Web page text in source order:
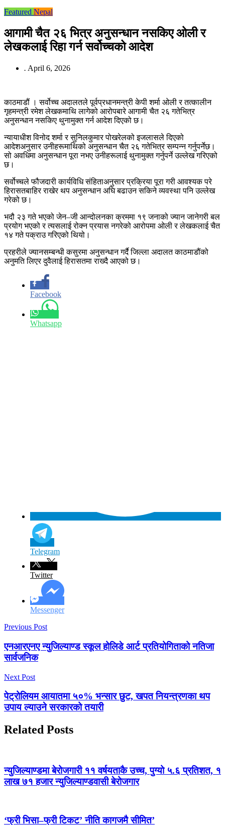
Featured Nepal
आगामी चैत २६ भित्र अनुसन्धान नसकिए ओली र
लेखकलाई रिहा गर्न सर्वोच्चको आदेश
. April 6, 2026
काठमाडौं । सर्वोच्च अदालतले पूर्वप्रधानमन्त्री केपी शर्मा ओली र तत्कालीन
गृहमन्त्री रमेश लेखकमाथि लागेको आरोपबारे आगामी चैत २६ गतेभित्र
अनुसन्धान नसकिए थुनामुक्त गर्न आदेश दिएको छ।
न्यायाधीश विनोद शर्मा र सुनिलकुमार पोखरेलको इजलासले दिएको
आदेशअनुसार उनीहरूमाथिको अनुसन्धान चैत २६ गतेभित्र सम्पन्न गर्नुपर्नेछ।
सो अवधिमा अनुसन्धान पूरा नभए उनीहरूलाई थुनामुक्त गर्नुपर्ने उल्लेख गरिएको
छ।
सर्वोच्चले फौजदारी कार्यविधि संहिताअनुसार प्रक्रिया पूरा गरी आवश्यक परे
हिरासतबाहिर राखेर थप अनुसन्धान अघि बढाउन सकिने व्यवस्था पनि उल्लेख
गरेको छ।
भदौ २३ गते भएको जेन–जी आन्दोलनका क्रममा १९ जनाको ज्यान जानेगरी बल
प्रयोग भएको र त्यसलाई रोक्न प्रयास नगरेको आरोपमा ओली र लेखकलाई चैत
१४ गते पक्राउ गरिएको थियो।
प्रहरीले ज्यानसम्बन्धी कसुरमा अनुसन्धान गर्दै जिल्ला अदालत काठमाडौंको
अनुमति लिएर दुवैलाई हिरासतमा राख्दै आएको छ।
Facebook
Whatsapp
Telegram
Twitter
Messenger
Previous Post
एनआरएनए न्युजिल्याण्ड स्कूल होलिडे आर्ट प्रतियोगिताको नतिजा
सार्वजनिक
Next Post
पेट्रोलियम आयातमा ५०% भन्सार छुट, खपत नियन्त्रणका थप
उपाय ल्याउने सरकारको तयारी
Related Posts
न्युजिल्याण्डमा बेरोजगारी ११ वर्षयताकै उच्च, पुग्यो ५.६ प्रतिशत, १
लाख ७१ हजार न्युजिल्याण्डवासी बेरोजगार
‘फ्री भिसा–फ्री टिकट’ नीति कागजमै सीमित’